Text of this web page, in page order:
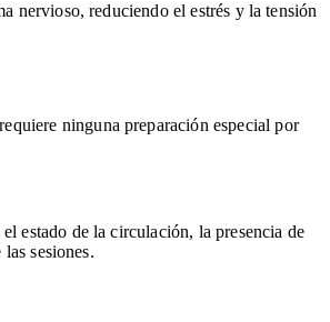
nervioso, reduciendo el estrés y la tensión
ninguna preparación especial por
estado de la circulación, la presencia de
sesiones.